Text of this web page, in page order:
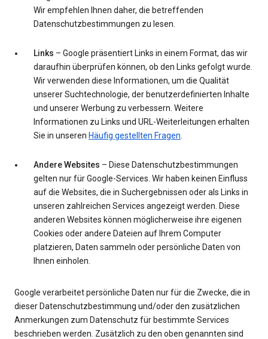
Wir empfehlen Ihnen daher, die betreffenden
Datenschutzbestimmungen zu lesen.
Links – Google präsentiert Links in einem Format, das wir
daraufhin überprüfen können, ob den Links gefolgt wurde.
Wir verwenden diese Informationen, um die Qualität
unserer Suchtechnologie, der benutzerdefinierten Inhalte
und unserer Werbung zu verbessern. Weitere
Informationen zu Links und URL-Weiterleitungen erhalten
Sie in unseren Häufig gestellten Fragen
Andere Websites – Diese Datenschutzbestimmungen
gelten nur für Google-Services. Wir haben keinen Einfluss
auf die Websites, die in Suchergebnissen oder als Links in
unseren zahlreichen Services angezeigt werden. Diese
anderen Websites können möglicherweise ihre eigenen
Cookies oder andere Dateien auf Ihrem Computer
platzieren, Daten sammeln oder persönliche Daten von
Ihnen einholen.
Google verarbeitet persönliche Daten nur für die Zwecke, die in
dieser Datenschutzbestimmung und/oder den zusätzlichen
Anmerkungen zum Datenschutz für bestimmte Services
beschrieben werden. Zusätzlich zu den oben genannten sind